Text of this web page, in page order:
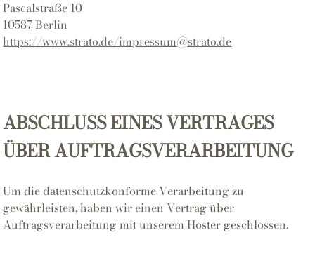
Pascalstraße 10
10587 Berlin
https://www.strato.de/impressum@strato.de
ABSCHLUSS EINES VERTRAGES
ÜBER AUFTRAGSVERARBEITUNG
Um die datenschutzkonforme Verarbeitung zu
gewährleisten, haben wir einen Vertrag über
Auftragsverarbeitung mit unserem Hoster geschlossen.